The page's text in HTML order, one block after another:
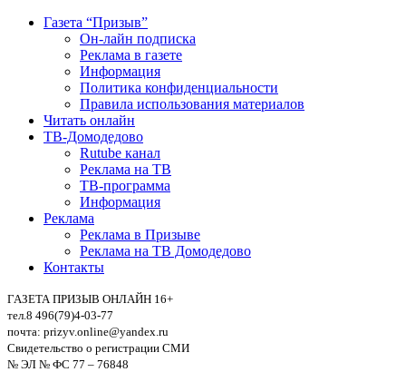
Газета “Призыв”
Он-лайн подписка
Реклама в газете
Информация
Политика конфиденциальности
Правила использования материалов
Читать онлайн
ТВ-Домодедово
Rutube канал
Реклама на ТВ
ТВ-программа
Информация
Реклама
Реклама в Призыве
Реклама на ТВ Домодедово
Контакты
ГАЗЕТА ПРИЗЫВ ОНЛАЙН 16+
тел.8 496(79)4-03-77
почта: prizyv.online@yandex.ru
Свидетельство о регистрации СМИ
№ ЭЛ № ФС 77 – 76848